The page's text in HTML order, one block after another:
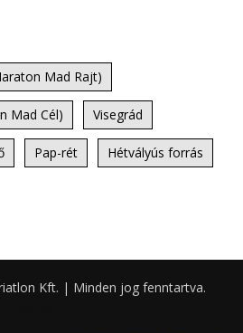
Mad Rajt)
Mad Cél) Visegrád
Pap-rét Hétvályús forrás
Kft. | Minden jog fenntartva.